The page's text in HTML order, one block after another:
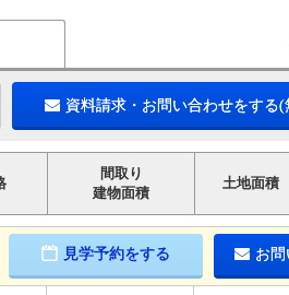
資料請求・お問い合わせをする(
間取り
建物面積
土地面積
見学予約をする お